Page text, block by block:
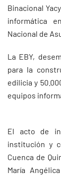
Binacional
informática
Nacional de
La EBY,
para la
edilicia y
equipos
El acto de
institución y
Cuenca de
María